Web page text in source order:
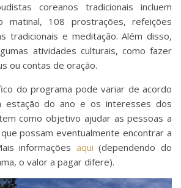
coreanos tradicionais incluem
matinal, 108 prostrações, refeições
tradicionais e meditação. Além disso,
atividades culturais, como fazer
ou contas de oração.
do programa pode variar de acordo
estação do ano e os interesses dos
como objetivo ajudar as pessoas a
possam eventualmente encontrar a
informações aqui (dependendo do
o valor a pagar difere).